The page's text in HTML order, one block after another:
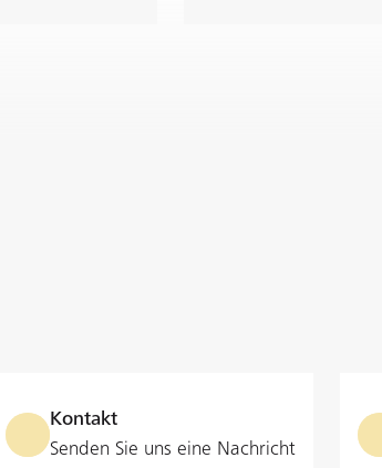
Kontakt
Senden Sie uns eine Nachricht